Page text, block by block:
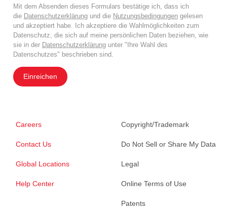
Mit dem Absenden dieses Formulars bestätige ich, dass ich
die Datenschutzerklärung und die Nutzungsbedingungen gelesen
und akzeptiert habe. Ich akzeptiere die Wahlmöglichkeiten zum
Datenschutz, die sich auf meine persönlichen Daten beziehen, wie
sie in der Datenschutzerklärung unter "Ihre Wahl des
Datenschutzes" beschrieben sind.
Einreichen
Careers
Contact Us
Global Locations
Help Center
Copyright/Trademark
Do Not Sell or Share My Data
Legal
Online Terms of Use
Patents